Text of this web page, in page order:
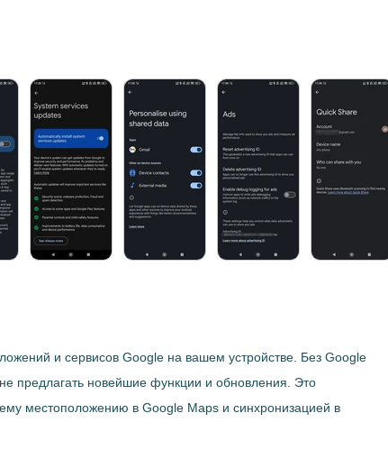
и сервисов Google на вашем устройстве. Без Google
предлагать новейшие функции и обновления. Это
местоположению в Google Maps и синхронизацией в